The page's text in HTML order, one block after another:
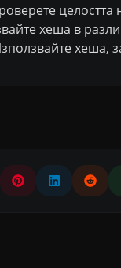
целостта
хеша в
хеша,